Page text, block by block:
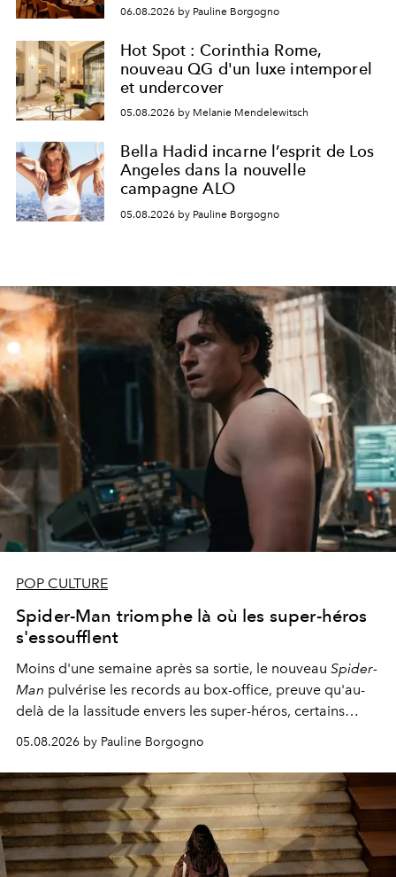
06.08.2026 by Pauline Borgogno
Hot Spot : Corinthia Rome,
nouveau QG d'un luxe intemporel
et undercover
05.08.2026 by Melanie Mendelewitsch
Bella Hadid incarne l’esprit de Los
Angeles dans la nouvelle
campagne ALO
05.08.2026 by Pauline Borgogno
POP CULTURE
Spider-Man triomphe là où les super-héros
s'essoufflent
Moins d'une semaine après sa sortie, le nouveau Spider-
Man pulvérise les records au box-office, preuve qu'au-
delà de la lassitude envers les super-héros, certains
05.08.2026 by Pauline Borgogno